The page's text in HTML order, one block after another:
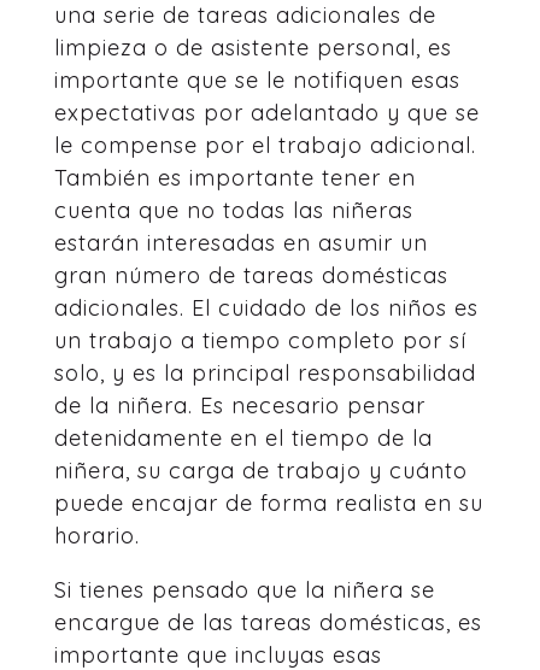
una serie de tareas adicionales de
limpieza o de asistente personal, es
importante que se le notifiquen esas
expectativas por adelantado y que se
le compense por el trabajo adicional.
También es importante tener en
cuenta que no todas las niñeras
estarán interesadas en asumir un
gran número de tareas domésticas
adicionales. El cuidado de los niños es
un trabajo a tiempo completo por sí
solo, y es la principal responsabilidad
de la niñera. Es necesario pensar
detenidamente en el tiempo de la
niñera, su carga de trabajo y cuánto
puede encajar de forma realista en su
horario.
Si tienes pensado que la niñera se
encargue de las tareas domésticas, es
importante que incluyas esas